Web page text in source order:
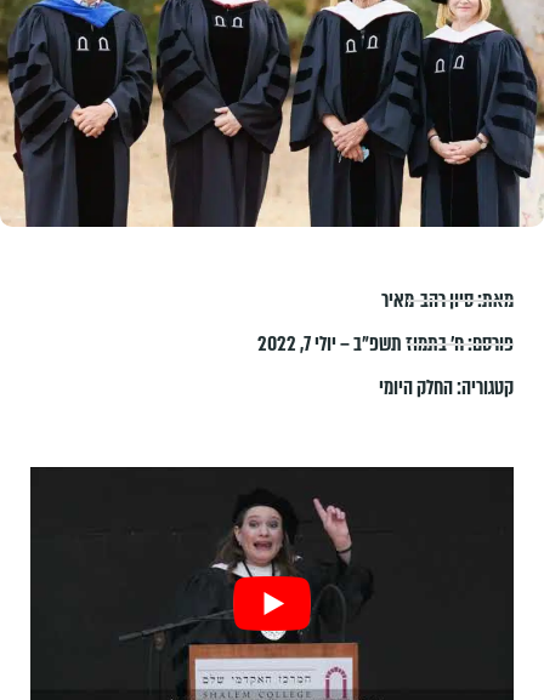
מאת:סיון רהב-מאיר
פורסם:ח׳ בתמוז תשפ״ב – יולי 7, 2022
קטגוריה:החלק היומי